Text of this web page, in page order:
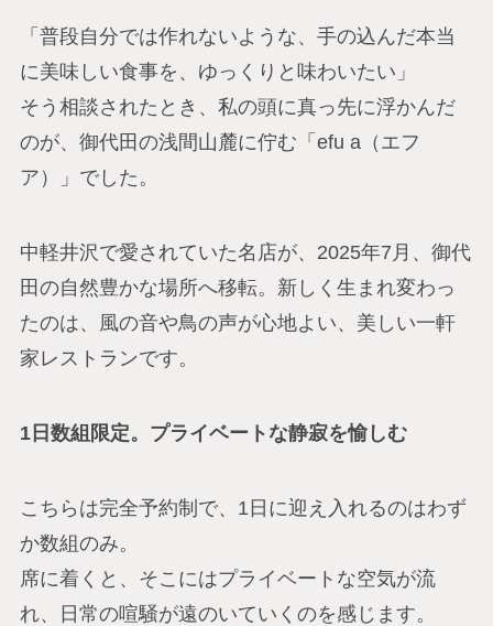
「普段自分では作れないような、手の込んだ本当
に美味しい食事を、ゆっくりと味わいたい」
そう相談されたとき、私の頭に真っ先に浮かんだ
のが、御代田の浅間山麓に佇む「efu a（エフ
ア）」でした。
中軽井沢で愛されていた名店が、2025年7月、御代
田の自然豊かな場所へ移転。新しく生まれ変わっ
たのは、風の音や鳥の声が心地よい、美しい一軒
家レストランです。
1日数組限定。プライベートな静寂を愉しむ
こちらは完全予約制で、1日に迎え入れるのはわず
か数組のみ。
席に着くと、そこにはプライベートな空気が流
れ、日常の喧騒が遠のいていくのを感じます。